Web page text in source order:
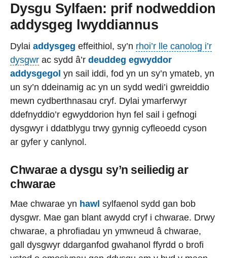
Dysgu Sylfaen: prif nodweddion
addysgeg lwyddiannus
Dylai addysgeg effeithiol, sy’n rhoi’r lle canolog i’r
dysgwr ac sydd â’r deuddeg egwyddor
addysgegol yn sail iddi, fod yn un sy’n ymateb, yn
un sy’n ddeinamig ac yn un sydd wedi’i gwreiddio
mewn cydberthnasau cryf. Dylai ymarferwyr
ddefnyddio’r egwyddorion hyn fel sail i gefnogi
dysgwyr i ddatblygu trwy gynnig cyfleoedd cyson
ar gyfer y canlynol.
Chwarae a dysgu sy’n seiliedig ar
chwarae
Mae chwarae yn hawl sylfaenol sydd gan bob
dysgwr. Mae gan blant awydd cryf i chwarae. Drwy
chwarae, a phrofiadau yn ymwneud â chwarae,
gall dysgwyr ddarganfod gwahanol ffyrdd o brofi